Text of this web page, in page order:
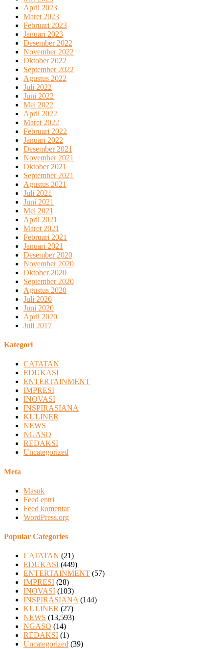
April 2023
Maret 2023
Februari 2023
Januari 2023
Desember 2022
November 2022
Oktober 2022
September 2022
Agustus 2022
Juli 2022
Juni 2022
Mei 2022
April 2022
Maret 2022
Februari 2022
Januari 2022
Desember 2021
November 2021
Oktober 2021
September 2021
Agustus 2021
Juli 2021
Juni 2021
Mei 2021
April 2021
Maret 2021
Februari 2021
Januari 2021
Desember 2020
November 2020
Oktober 2020
September 2020
Agustus 2020
Juli 2020
Juni 2020
April 2020
Juli 2017
Kategori
CATATAN
EDUKASI
ENTERTAINMENT
IMPRESI
INOVASI
INSPIRASIANA
KULINER
NEWS
NGASO
REDAKSI
Uncategorized
Meta
Masuk
Feed entri
Feed komentar
WordPress.org
Popular Categories
CATATAN (21)
EDUKASI (449)
ENTERTAINMENT (57)
IMPRESI (28)
INOVASI (103)
INSPIRASIANA (144)
KULINER (27)
NEWS (13,593)
NGASO (14)
REDAKSI (1)
Uncategorized (39)